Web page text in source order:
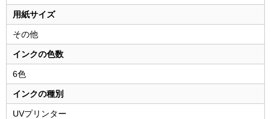
用紙サイズ
その他
インクの色数
6色
インクの種別
UVプリンター